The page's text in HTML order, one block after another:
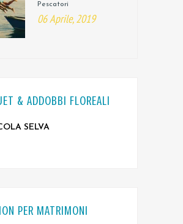
Pescatori
06 Aprile, 2019
& ADDOBBI FLOREALI
SELVA
PER MATRIMONI